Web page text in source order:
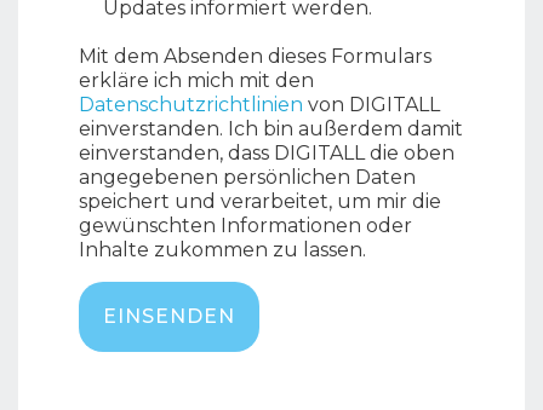
Updates informiert werden.
Mit dem Absenden dieses Formulars
erkläre ich mich mit den
Datenschutzrichtlinien von DIGITALL
einverstanden. Ich bin außerdem damit
einverstanden, dass DIGITALL die oben
angegebenen persönlichen Daten
speichert und verarbeitet, um mir die
gewünschten Informationen oder
Inhalte zukommen zu lassen.